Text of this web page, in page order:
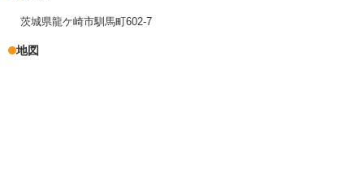
茨城県龍ケ崎市馴馬町602-7
地図